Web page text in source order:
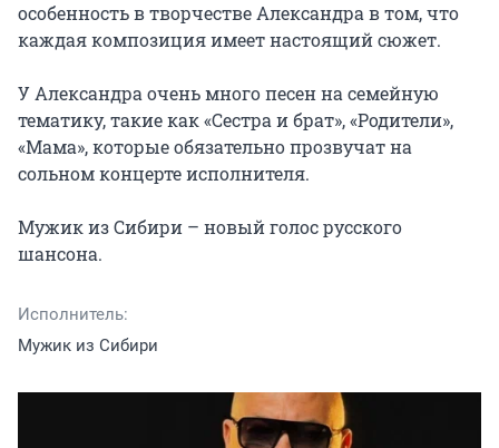
особенность в творчестве Александра в том, что
каждая композиция имеет настоящий сюжет.
У Александра очень много песен на семейную
тематику, такие как «Сестра и брат», «Родители»,
«Мама», которые обязательно прозвучат на
сольном концерте исполнителя.
Мужик из Сибири – новый голос русского
шансона.
Исполнитель:
Мужик из Сибири